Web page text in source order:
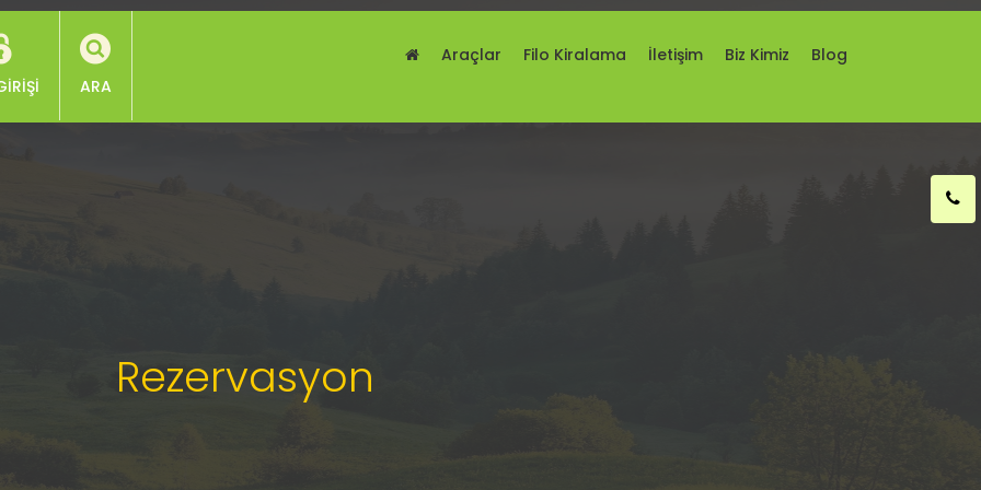
ARA
Araçlar Filo Kiralama İletişim Biz Kimiz Blog
Rezervasyon